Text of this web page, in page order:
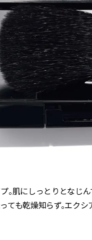
。肌にしっとりとなじ
も乾燥知らず。エク